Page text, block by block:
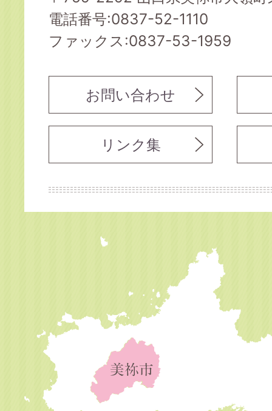
電話番号:0837-52-1110
ファックス:0837-53-1959
お問い合わせ
リンク集